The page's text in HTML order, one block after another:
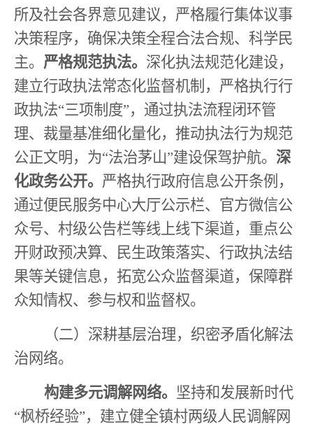
所及社会各界意见建议，严格履行集体议事
决策程序，确保决策全程合法合规、科学民
主。 严格规范执法。 深化执法规范化建设，
建立行政执法常态化监督机制，严格执行行
政执法“三项制度”，通过执法流程闭环管
理、裁量基准细化量化，推动执法行为规范
公正文明，为“法治茅山”建设保驾护航。 深
化政务公开。 严格执行政府信息公开条例，
通过便民服务中心大厅公示栏、官方微信公
众号、村级公告栏等线上线下渠道，重点公
开财政预决算、民生政策落实、行政执法结
果等关键信息，拓宽公众监督渠道，保障群
众知情权、参与权和监督权。
（二）深耕基层治理，织密矛盾化解法
治网络。
构建多元调解网络。 坚持和发展新时代
“枫桥经验”，建立健全镇村两级人民调解网